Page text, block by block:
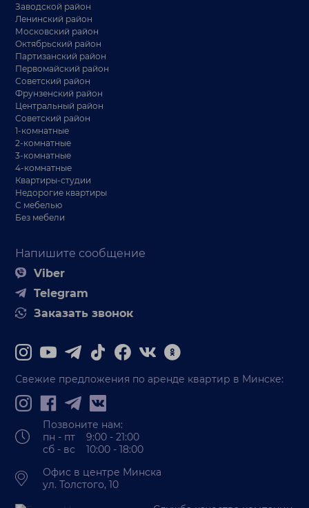
Напишите сообщение
Viber
Telegram
Заказать звонок
Заводской район
Ленинский район
Московский район
Октябрьский район
Партизанский район
Первомайский район
Советский район
Фрунзенский район
Центральный район
Советский район
1-комнатные
2-комнатные
3-комнатные
4-комнатные
Квартиры-студии
Недорогие квартиры
С мебелью
Без мебели
Свежие предложения по аренде квартир в Минске:
Позвоните нам:
пн - пт 9:00 - 21:00
сб - вс 10:00 - 18:00
Офис в центре Минска
ул. Толстого, 10